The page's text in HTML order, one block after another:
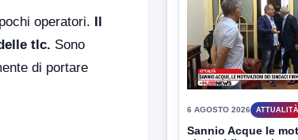
operatori. Il
tlc. Sono
di portare
6 AGOSTO 2026 ATTUALITÀ